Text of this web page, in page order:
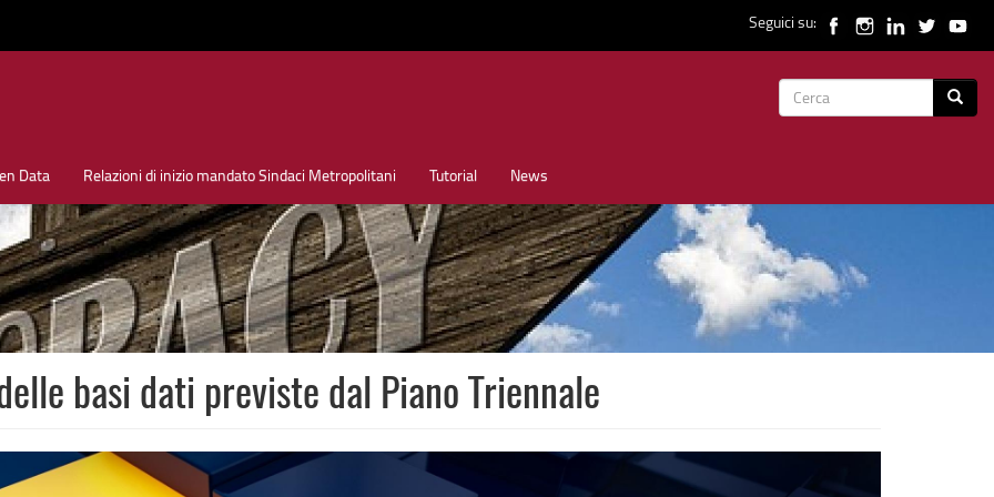
Seguici su:
Form
Data Relazioni di inizio mandato Sindaci Metropolitani Tutorial News
basi dati previste dal Piano Triennale